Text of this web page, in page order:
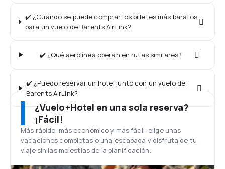
✔️ ¿Cuándo se puede comprar los billetes más baratos
para un vuelo de Barents AirLink?
✔️ ¿Qué aerolínea operan en rutas similares?
✔️ ¿Puedo reservar un hotel junto con un vuelo de
Barents AirLink?
¿Vuelo+Hotel en una sola reserva?
¡Fácil!
Más rápido, más económico y más fácil: elige unas
vacaciones completas o una escapada y disfruta de tu
viaje sin las molestias de la planificación.